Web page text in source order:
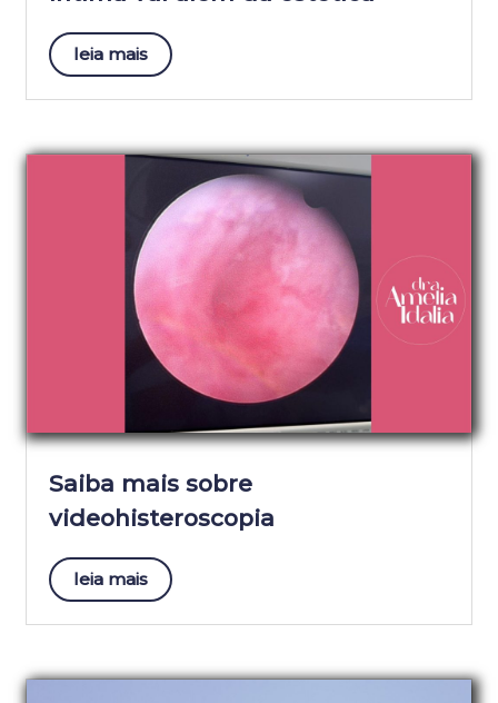
leia mais
Saiba mais sobre
videohisteroscopia
leia mais